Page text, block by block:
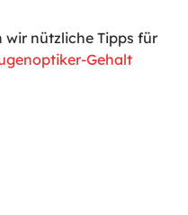
nützliche Tipps für
Gehalt